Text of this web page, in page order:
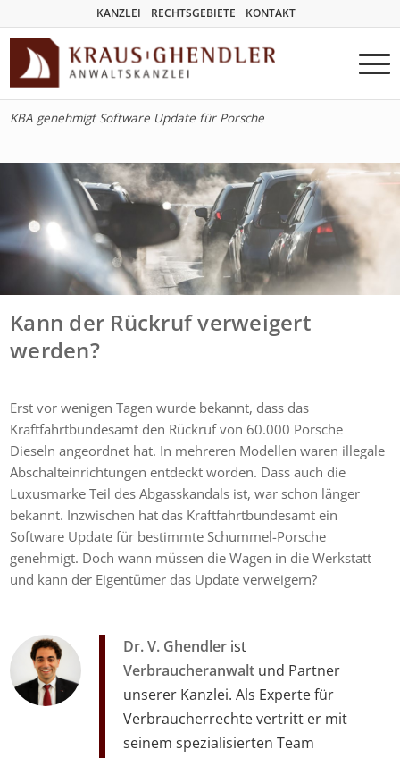
KANZLEI RECHTSGEBIETE KONTAKT
KBA genehmigt Software Update für Porsche
Kann der Rückruf verweigert
werden?
Erst vor wenigen Tagen wurde bekannt, dass das
Kraftfahrtbundesamt den Rückruf von 60.000 Porsche
Dieseln angeordnet hat. In mehreren Modellen waren illegale
Abschalteinrichtungen entdeckt worden. Dass auch die
Luxusmarke Teil des Abgasskandals ist, war schon länger
bekannt. Inzwischen hat das Kraftfahrtbundesamt ein
Software Update für bestimmte Schummel-Porsche
genehmigt. Doch wann müssen die Wagen in die Werkstatt
und kann der Eigentümer das Update verweigern?
Dr. V. Ghendler ist
Verbraucheranwalt und Partner
unserer Kanzlei. Als Experte für
Verbraucherrechte vertritt er mit
seinem spezialisierten Team